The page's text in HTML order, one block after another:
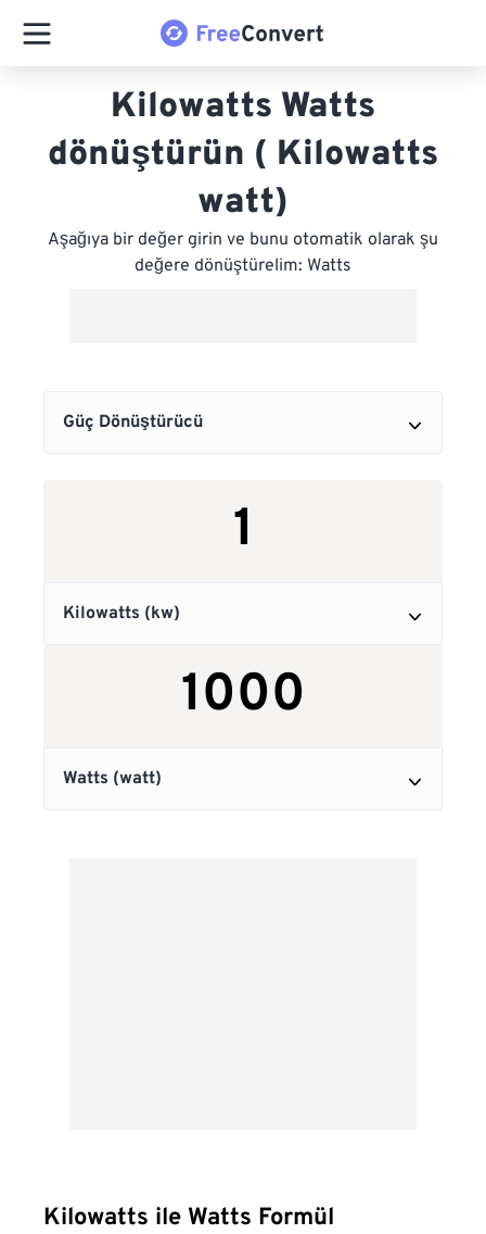
Kilowatts Watts
dönüştürün ( Kilowatts
watt)
Aşağıya bir değer girin ve bunu otomatik olarak şu
değere dönüştürelim: Watts
Kilowatts ile Watts Formül